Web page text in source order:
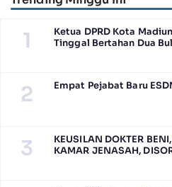
1
Ketua DPRD Kota
Tinggal Bertahan Dua
2 Empat Pejabat Baru
3
KEUSILAN DOKTER
KAMAR JENASAH,